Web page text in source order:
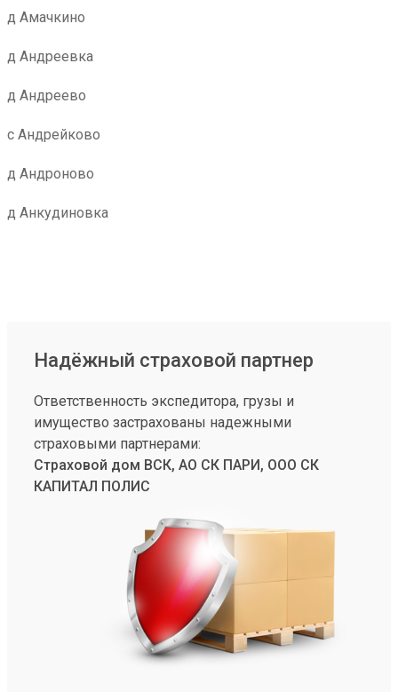
д Амачкино
д Андреевка
д Андреево
с Андрейково
д Андроново
д Анкудиновка
Надёжный страховой партнер
Ответственность экспедитора, грузы и
имущество застрахованы надежными
страховыми партнерами:
Страховой дом ВСК, АО СК ПАРИ, ООО СК
КАПИТАЛ ПОЛИС